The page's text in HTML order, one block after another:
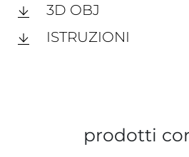
3D OBJ
ISTRUZIONI
prodotti